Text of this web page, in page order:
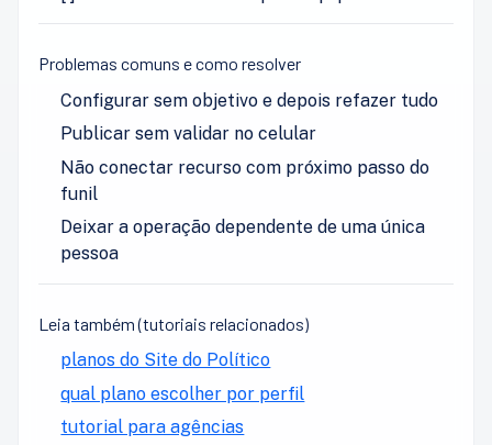
Problemas comuns e como resolver
Configurar sem objetivo e depois refazer tudo
Publicar sem validar no celular
Não conectar recurso com próximo passo do
funil
Deixar a operação dependente de uma única
pessoa
Leia também (tutoriais relacionados)
planos do Site do Político
qual plano escolher por perfil
tutorial para agências